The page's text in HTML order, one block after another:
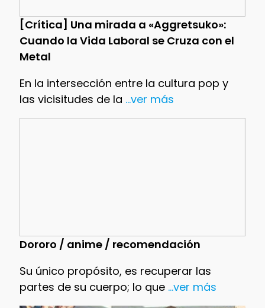
[Crítica] Una mirada a «Aggretsuko»:
Cuando la Vida Laboral se Cruza con el
Metal
En la intersección entre la cultura pop y
las vicisitudes de la ...ver más
Dororo / anime / recomendación
Su único propósito, es recuperar las
partes de su cuerpo; lo que...ver más